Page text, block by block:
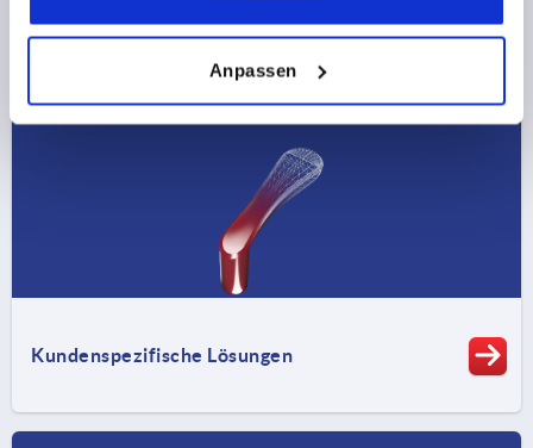
Anpassen
Spanntechnik
Kundenspezifische Lösungen